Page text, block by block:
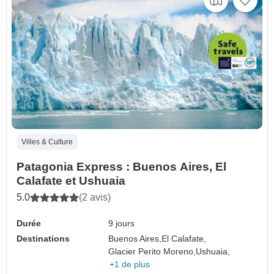
Villes & Culture
Patagonia Express : Buenos Aires, El
Calafate et Ushuaia
5.0 (2 avis)
Durée
9 jours
Destinations
Buenos Aires,El Calafate,
Glacier Perito Moreno,Ushuaia,
+1 de plus